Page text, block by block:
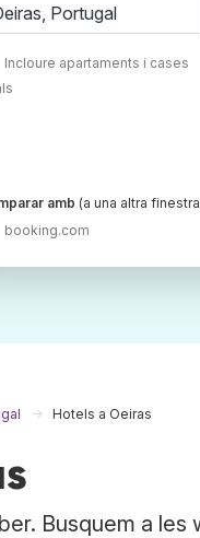
Incloure apartaments i cases
amb (a una altra
booking.com
Hotels a Oeiras
Busquem a